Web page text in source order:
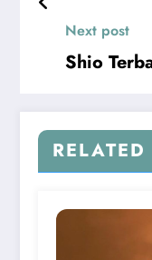
Next post
Shio
RELATED